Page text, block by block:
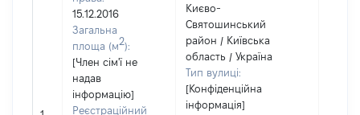
15.12.2016
Загальна
площа (м2):
[Член сім'ї не
надав
інформацію]
Реєстраційний
Києво-
Святошинський
район / Київська
область / Україна
Тип вулиці:
[Конфіденційна
інформація]